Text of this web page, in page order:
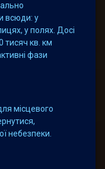
всюди: у
у полях. Досі
тисяч кв. км
фази
місцевого
небезпеки.